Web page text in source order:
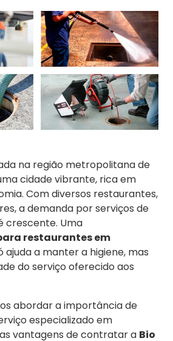
na região metropolitana de
cidade vibrante, rica em
Com diversos restaurantes,
a demanda por serviços de
crescente. Uma
restaurantes em
ajuda a manter a higiene, mas
do serviço oferecido aos
abordar a importância de
especializado em
vantagens de contratar a Bio